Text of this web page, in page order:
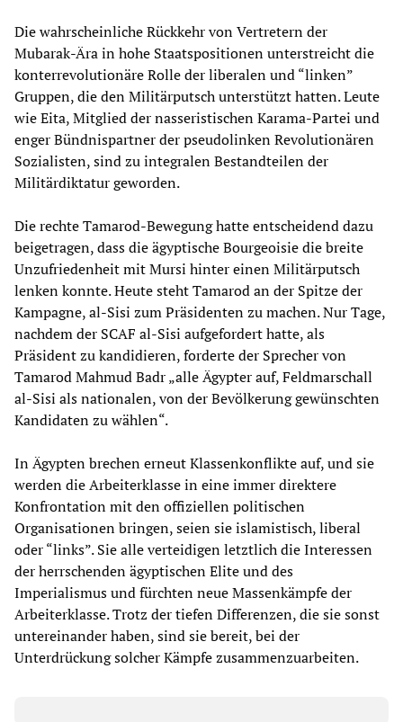
Die wahrscheinliche Rückkehr von Vertretern der
Mubarak-Ära in hohe Staatspositionen unterstreicht die
konterrevolutionäre Rolle der liberalen und “linken”
Gruppen, die den Militärputsch unterstützt hatten. Leute
wie Eita, Mitglied der nasseristischen Karama-Partei und
enger Bündnispartner der pseudolinken Revolutionären
Sozialisten, sind zu integralen Bestandteilen der
Militärdiktatur geworden.
Die rechte Tamarod-Bewegung hatte entscheidend dazu
beigetragen, dass die ägyptische Bourgeoisie die breite
Unzufriedenheit mit Mursi hinter einen Militärputsch
lenken konnte. Heute steht Tamarod an der Spitze der
Kampagne, al-Sisi zum Präsidenten zu machen. Nur Tage,
nachdem der SCAF al-Sisi aufgefordert hatte, als
Präsident zu kandidieren, forderte der Sprecher von
Tamarod Mahmud Badr „alle Ägypter auf, Feldmarschall
al-Sisi als nationalen, von der Bevölkerung gewünschten
Kandidaten zu wählen“.
In Ägypten brechen erneut Klassenkonflikte auf, und sie
werden die Arbeiterklasse in eine immer direktere
Konfrontation mit den offiziellen politischen
Organisationen bringen, seien sie islamistisch, liberal
oder “links”. Sie alle verteidigen letztlich die Interessen
der herrschenden ägyptischen Elite und des
Imperialismus und fürchten neue Massenkämpfe der
Arbeiterklasse. Trotz der tiefen Differenzen, die sie sonst
untereinander haben, sind sie bereit, bei der
Unterdrückung solcher Kämpfe zusammenzuarbeiten.